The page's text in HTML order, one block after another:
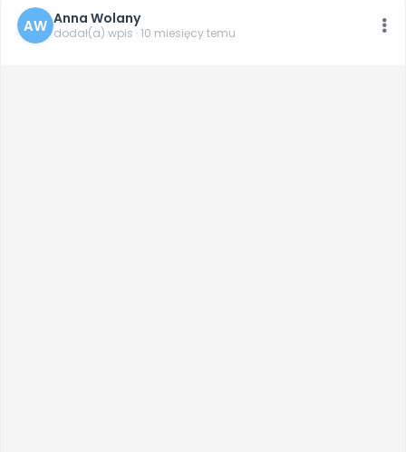
AW Anna Wolany
dodał(a) wpis · 10 miesięcy temu